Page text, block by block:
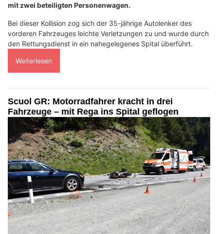
mit zwei beteiligten Personenwagen.
Bei dieser Kollision zog sich der 35-jährige Autolenker des
vorderen Fahrzeuges leichte Verletzungen zu und wurde durch
den Rettungsdienst in ein nahegelegenes Spital überführt.
Weiterlesen
Scuol GR: Motorradfahrer kracht in drei
Fahrzeuge – mit Rega ins Spital geflogen